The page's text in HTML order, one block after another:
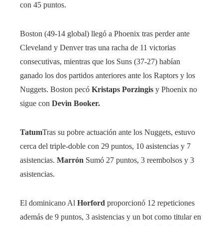
con 45 puntos.
Boston (49-14 global) llegó a Phoenix tras perder ante
Cleveland y Denver tras una racha de 11 victorias
consecutivas, mientras que los Suns (37-27) habían
ganado los dos partidos anteriores ante los Raptors y los
Nuggets. Boston pecó Kristaps Porzingis y Phoenix no
sigue con Devin Booker.
TatumTras su pobre actuación ante los Nuggets, estuvo
cerca del triple-doble con 29 puntos, 10 asistencias y 7
asistencias. Marrón Sumó 27 puntos, 3 reembolsos y 3
asistencias.
El dominicano Al Horford proporcionó 12 repeticiones
además de 9 puntos, 3 asistencias y un bot como titular en